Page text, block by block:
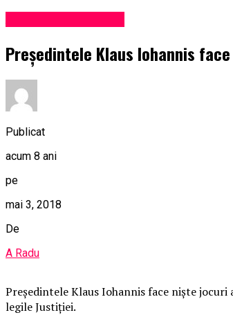
Preşedintele Klaus Iohannis
Publicat
acum 8 ani
pe
mai 3, 2018
De
A Radu
Preşedintele Klaus Iohannis face nişte
legile Justiţiei.